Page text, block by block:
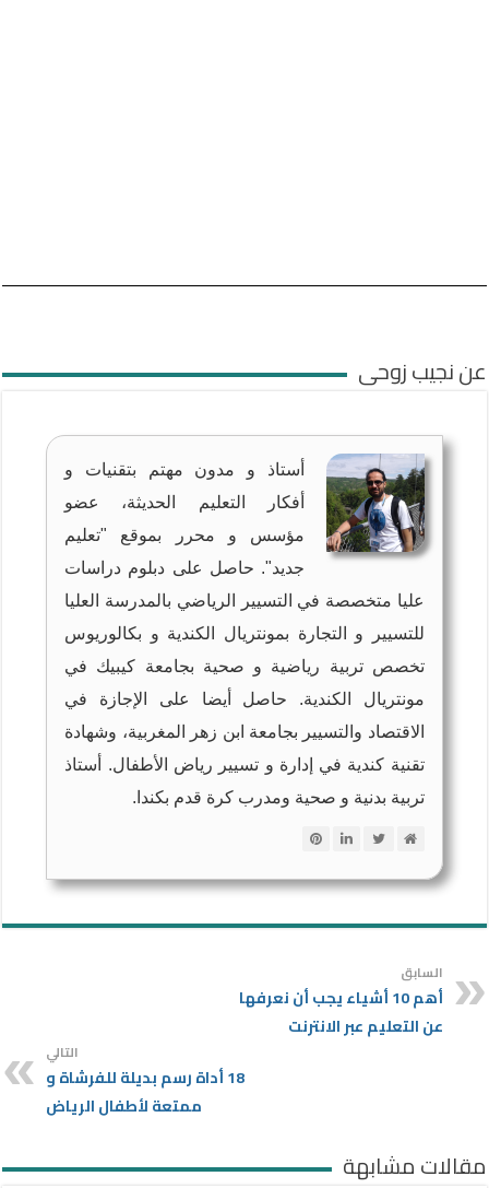
عن نجيب زوحى
أستاذ و مدون مهتم بتقنيات و
أفكار التعليم الحديثة، عضو
مؤسس و محرر بموقع "تعليم
جديد". حاصل على دبلوم دراسات
عليا متخصصة في التسيير الرياضي بالمدرسة العليا
للتسيير و التجارة بمونتريال الكندية و بكالوريوس
تخصص تربية رياضية و صحية بجامعة كيبيك في
مونتريال الكندية. حاصل أيضا على الإجازة في
الاقتصاد والتسيير بجامعة ابن زهر المغربية، وشهادة
تقنية كندية في إدارة و تسيير رياض الأطفال. أستاذ
تربية بدنية و صحية ومدرب كرة قدم بكندا.
السابق
أهم 10 أشياء يجب أن نعرفها
عن التعليم عبر الانترنت
التالي
18 أداة رسم بديلة للفرشاة و
ممتعة لأطفال الرياض
مقالات مشابهة